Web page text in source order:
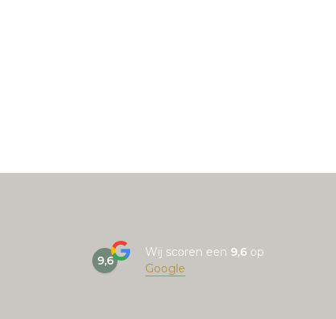
9,6
Wij scoren een 9,6 op
Google